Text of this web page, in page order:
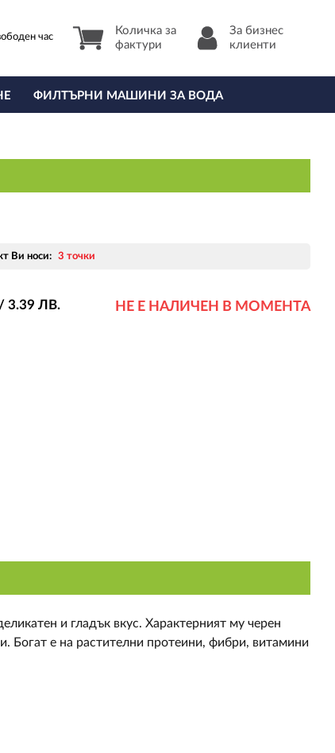
час
Количка за
фактури
За бизнес
клиенти
ФИЛТЪРНИ МАШИНИ ЗА ВОДА
Ви носи: 3 точки
3.39 ЛВ. НЕ Е НАЛИЧЕН В МОМЕНТА
и гладък вкус. Характерният му черен
Богат е на растителни протеини, фибри, витамини